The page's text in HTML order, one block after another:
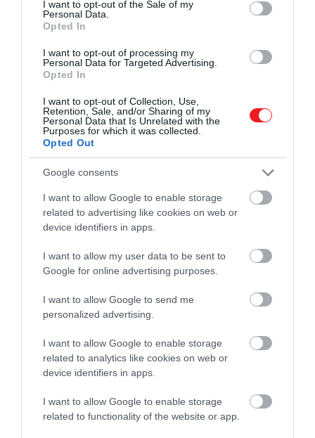
I want to opt-out of the Sale of my
Personal Data.
Opted In
I want to opt-out of processing my
Personal Data for Targeted Advertising.
Opted In
I want to opt-out of Collection, Use,
Retention, Sale, and/or Sharing of my
Personal Data that Is Unrelated with the
Purposes for which it was collected.
Opted Out
Google consents
I want to allow Google to enable storage
related to advertising like cookies on web or
device identifiers in apps.
I want to allow my user data to be sent to
Google for online advertising purposes.
I want to allow Google to send me
personalized advertising.
I want to allow Google to enable storage
related to analytics like cookies on web or
device identifiers in apps.
I want to allow Google to enable storage
related to functionality of the website or app.